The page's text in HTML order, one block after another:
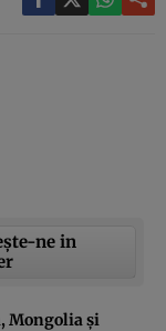
ne in
Mongolia și